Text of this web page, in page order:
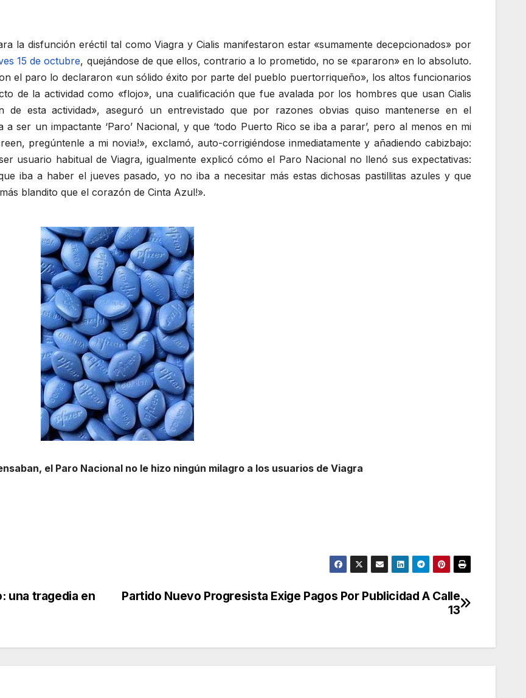
la disfunción eréctil tal como Viagra y Cialis manifestaron estar «sumamente decepcionados» por
15 de octubre, quejándose de que ellos, contrario a lo prometido, no se «pararon» en lo absoluto.
el paro lo declararon «un sólido éxito por parte del pueblo puertorriqueño», los altos funcionarios
de la actividad como «flojo», una cualificación que fue avalada por los hombres que usan Cialis
de esta actividad», aseguró un entrevistado que por razones obvias quiso mantenerse en el
ser un impactante ‘Paro’ Nacional, y que ‘todo Puerto Rico se iba a parar’, pero al menos en mi
pregúntenle a mi novia!», exclamó, auto-corrigiéndose inmediatamente y añadiendo cabizbajo:
usuario habitual de Viagra, igualmente explicó cómo el Paro Nacional no llenó sus expectativas:
iba a haber el jueves pasado, yo no iba a necesitar más estas dichosas pastillitas azules y que
blandito que el corazón de Cinta Azul!».
el Paro Nacional no le hizo ningún milagro a los usuarios de Viagra
Partido Nuevo Progresista Exige Pagos Por Publicidad A Calle
13
una tragedia en